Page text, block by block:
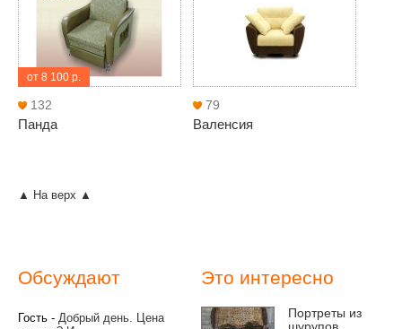
от 8 100 р.
132
Панда
79
Валенсия
▲ На верх ▲
Обсуждают
Гость - Добрый день. Цена
Это интересно
Портреты из